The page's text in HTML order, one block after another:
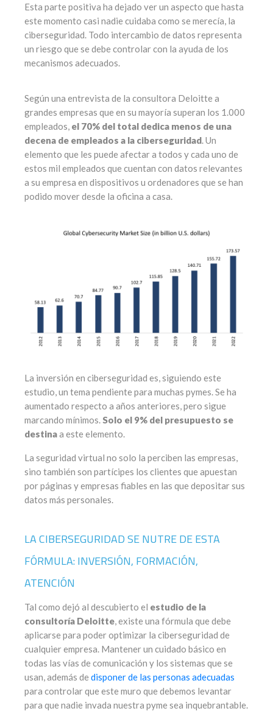
Esta parte positiva ha dejado ver un aspecto que hasta
este momento casi nadie cuidaba como se merecía, la
ciberseguridad. Todo intercambio de datos representa
un riesgo que se debe controlar con la ayuda de los
mecanismos adecuados.
Según una entrevista de la consultora Deloitte a
grandes empresas que en su mayoría superan los 1.000
empleados, el 70% del total dedica menos de una
decena de empleados a la ciberseguridad. Un
elemento que les puede afectar a todos y cada uno de
estos mil empleados que cuentan con datos relevantes
a su empresa en dispositivos u ordenadores que se han
podido mover desde la oficina a casa.
La inversión en ciberseguridad es, siguiendo este
estudio, un tema pendiente para muchas pymes. Se ha
aumentado respecto a años anteriores, pero sigue
marcando mínimos. Solo el 9% del presupuesto se
destinaa este elemento.
La seguridad virtual no solo la perciben las empresas,
sino también son partícipes los clientes que apuestan
por páginas y empresas fiables en las que depositar sus
datos más personales.
LA CIBERSEGURIDAD SE NUTRE DE ESTA
FÓRMULA: INVERSIÓN, FORMACIÓN,
ATENCIÓN
Tal como dejó al descubierto el estudio de la
consultoría Deloitte, existe una fórmula que debe
aplicarse para poder optimizar la ciberseguridad de
cualquier empresa. Mantener un cuidado básico en
todas las vías de comunicación y los sistemas que se
usan, además de disponer de las personas adecuadas
para controlar que este muro que debemos levantar
para que nadie invada nuestra pyme sea inquebrantable.